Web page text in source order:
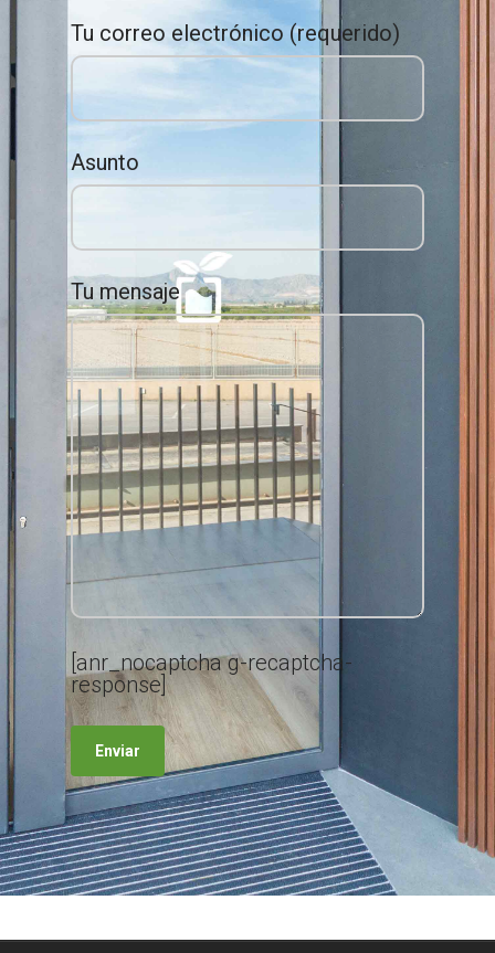
Tu correo electrónico (requerido)
Asunto
Tu mensaje
[anr_nocaptcha g-recaptcha-
response]